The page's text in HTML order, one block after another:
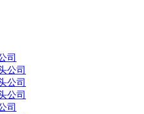
司
公司
公司
公司
司